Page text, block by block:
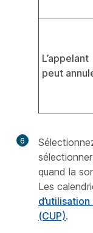
L’appelant
peut
6
quand la
Les
(CUP).